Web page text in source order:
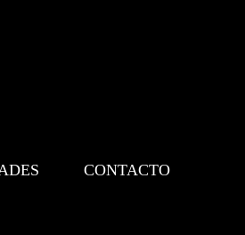
CONTACTO